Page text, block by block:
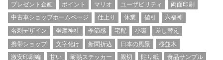
プレゼント企画
ポイント マリオ ユーザビリティ
両面印刷
中古車ショップホームページ
仕上り 休業 値引
六福神
名刺デザイン
坐摩神社 季節感 宅配 小噺
差し替え
携帯ショップ
文字化け 新聞折込 日本の風景
桜並木
激安印刷編
甘い 耐熱ステッカー 親切 貼り紙 食品サンプル